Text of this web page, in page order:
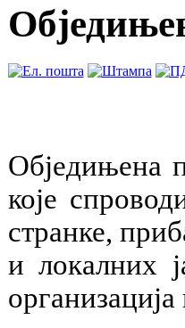
Обједињена
које
странке,
и локалних